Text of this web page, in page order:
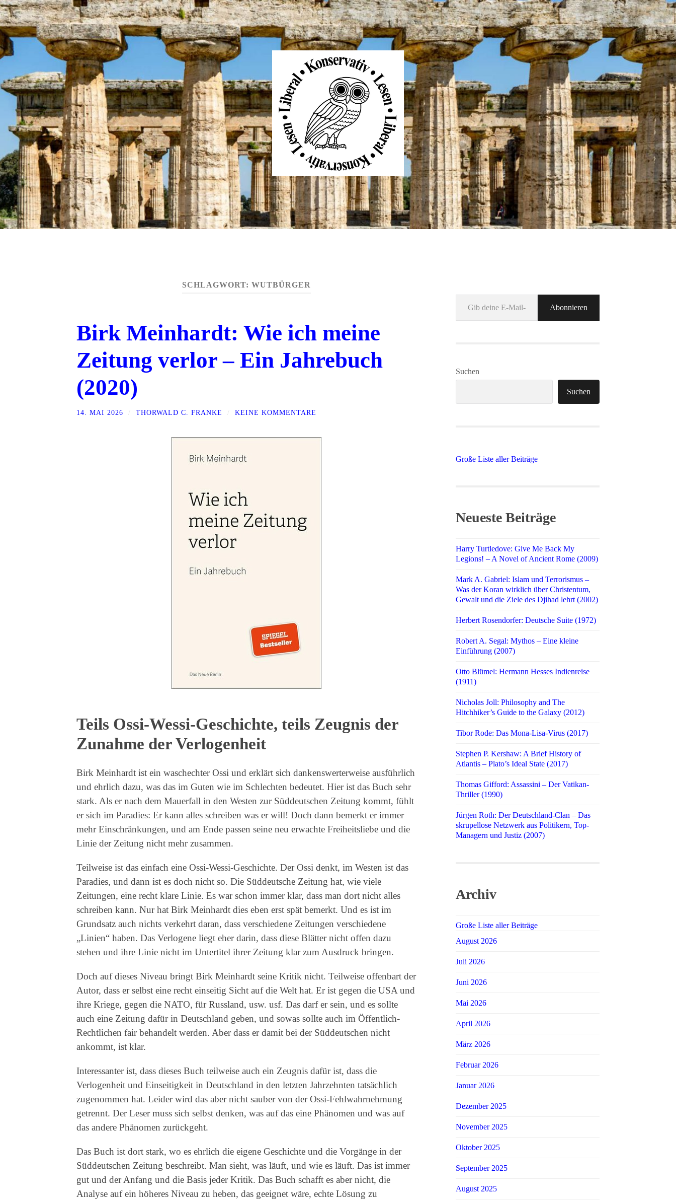
Liberal
Konservativ
Lesen
SCHLAGWORT: WUTBÜRGER
Birk Meinhardt: Wie ich meine
Zeitung verlor – Ein Jahrebuch
(2020)
14. MAI 2026 THORWALD C. FRANKE KEINE KOMMENTARE
Teils Ossi-Wessi-Geschichte, teils Zeugnis der
Zunahme der Verlogenheit
Birk Meinhardt ist ein waschechter Ossi und erklärt sich dankenswerterweise ausführlich
und ehrlich dazu, was das im Guten wie im Schlechten bedeutet. Hier ist das Buch sehr
stark. Als er nach dem Mauerfall in den Westen zur Süddeutschen Zeitung kommt, fühlt
er sich im Paradies: Er kann alles schreiben was er will! Doch dann bemerkt er immer
mehr Einschränkungen, und am Ende passen seine neu erwachte Freiheitsliebe und die
Linie der Zeitung nicht mehr zusammen.
Teilweise ist das einfach eine Ossi-Wessi-Geschichte. Der Ossi denkt, im Westen ist das
Paradies, und dann ist es doch nicht so. Die Süddeutsche Zeitung hat, wie viele
Zeitungen, eine recht klare Linie. Es war schon immer klar, dass man dort nicht alles
schreiben kann. Nur hat Birk Meinhardt dies eben erst spät bemerkt. Und es ist im
Grundsatz auch nichts verkehrt daran, dass verschiedene Zeitungen verschiedene
„Linien“ haben. Das Verlogene liegt eher darin, dass diese Blätter nicht offen dazu
stehen und ihre Linie nicht im Untertitel ihrer Zeitung klar zum Ausdruck bringen.
Doch auf dieses Niveau bringt Birk Meinhardt seine Kritik nicht. Teilweise offenbart der
Autor, dass er selbst eine recht einseitig Sicht auf die Welt hat. Er ist gegen die USA und
ihre Kriege, gegen die NATO, für Russland, usw. usf. Das darf er sein, und es sollte
auch eine Zeitung dafür in Deutschland geben, und sowas sollte auch im Öffentlich-
Rechtlichen fair behandelt werden. Aber dass er damit bei der Süddeutschen nicht
ankommt, ist klar.
Interessanter ist, dass dieses Buch teilweise auch ein Zeugnis dafür ist, dass die
Verlogenheit und Einseitigkeit in Deutschland in den letzten Jahrzehnten tatsächlich
zugenommen hat. Leider wird das aber nicht sauber von der Ossi-Fehlwahrnehmung
getrennt. Der Leser muss sich selbst denken, was auf das eine Phänomen und was auf
das andere Phänomen zurückgeht.
Das Buch ist dort stark, wo es ehrlich die eigene Geschichte und die Vorgänge in der
Süddeutschen Zeitung beschreibt. Man sieht, was läuft, und wie es läuft. Das ist immer
gut und der Anfang und die Basis jeder Kritik. Das Buch schafft es aber nicht, die
Analyse auf ein höheres Niveau zu heben, das geeignet wäre, echte Lösung zu
Gib deine E-Mail-Adresse ein ...
Abonnieren
Suchen
Suchen
Große Liste aller Beiträge
Neueste Beiträge
Harry Turtledove: Give Me Back My
Legions! – A Novel of Ancient Rome (2009)
Mark A. Gabriel: Islam und Terrorismus –
Was der Koran wirklich über Christentum,
Gewalt und die Ziele des Djihad lehrt (2002)
Herbert Rosendorfer: Deutsche Suite (1972)
Robert A. Segal: Mythos – Eine kleine
Einführung (2007)
Otto Blümel: Hermann Hesses Indienreise
(1911)
Nicholas Joll: Philosophy and The
Hitchhiker’s Guide to the Galaxy (2012)
Tibor Rode: Das Mona-Lisa-Virus (2017)
Stephen P. Kershaw: A Brief History of
Atlantis – Plato’s Ideal State (2017)
Thomas Gifford: Assassini – Der Vatikan-
Thriller (1990)
Jürgen Roth: Der Deutschland-Clan – Das
skrupellose Netzwerk aus Politikern, Top-
Managern und Justiz (2007)
Archiv
Große Liste aller Beiträge
August 2026
Juli 2026
Juni 2026
Mai 2026
April 2026
März 2026
Februar 2026
Januar 2026
Dezember 2025
November 2025
Oktober 2025
September 2025
August 2025